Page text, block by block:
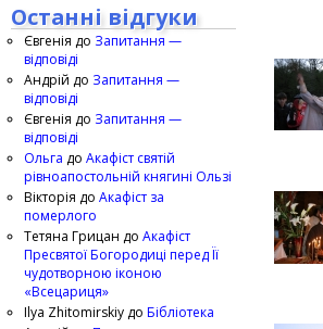
Останні відгуки
Євгенія до Запитання —
відповіді
Андрій до Запитання —
відповіді
Євгенія до Запитання —
відповіді
Ольга до Акафіст святій
рівноапостольній княгині Ользі
Вікторія до Акафіст за
померлого
Тетяна Грицан до Акафіст
Пресвятої Богородиці перед Її
чудотворною іконою
«Всецариця»
Ilya Zhitomirskiy до Бібліотека